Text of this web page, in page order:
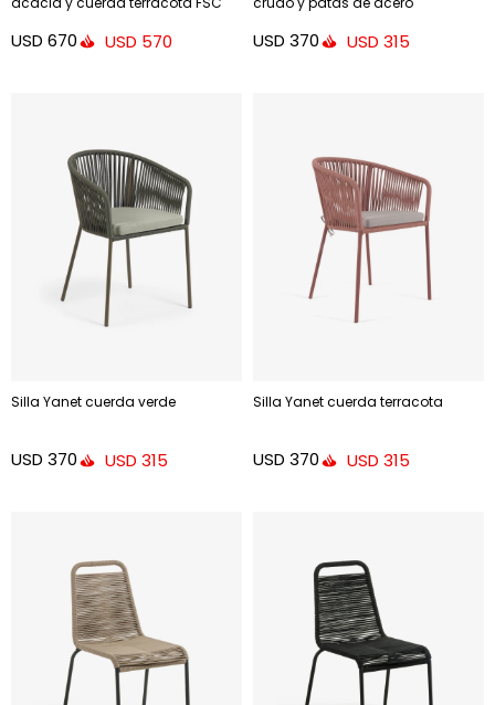
USD 670 USD 570 USD 370 USD 315
Silla Yanet cuerda verde
USD 370 USD 315
Silla Yanet cuerda terracota
USD 370 USD 315